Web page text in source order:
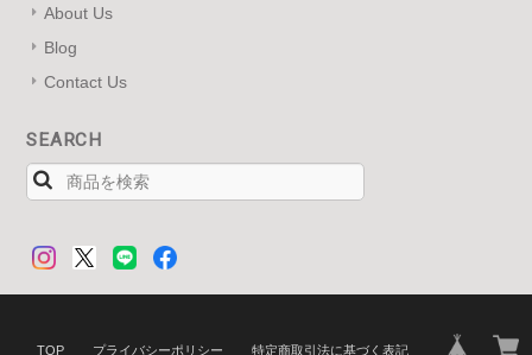
About Us
Blog
Contact Us
SEARCH
TOP プライバシーポリシー 特定商取引法に基づく表記